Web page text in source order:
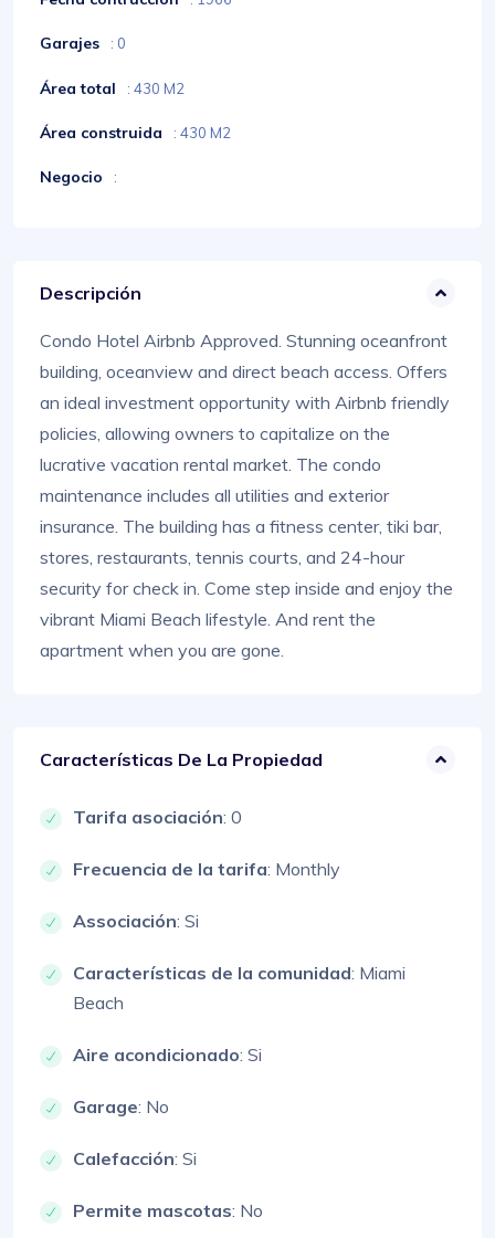
Garajes : 0
Área total : 430 M2
Área construida : 430 M2
Negocio :
Descripción
Condo Hotel Airbnb Approved. Stunning oceanfront
building, oceanview and direct beach access. Offers
an ideal investment opportunity with Airbnb friendly
policies, allowing owners to capitalize on the
lucrative vacation rental market. The condo
maintenance includes all utilities and exterior
insurance. The building has a fitness center, tiki bar,
stores, restaurants, tennis courts, and 24-hour
security for check in. Come step inside and enjoy the
vibrant Miami Beach lifestyle. And rent the
apartment when you are gone.
Características De La Propiedad
Tarifa asociación: 0
Frecuencia de la tarifa: Monthly
Associación: Si
Características de la comunidad: Miami
Beach
Aire acondicionado: Si
Garage: No
Calefacción: Si
Permite mascotas: No